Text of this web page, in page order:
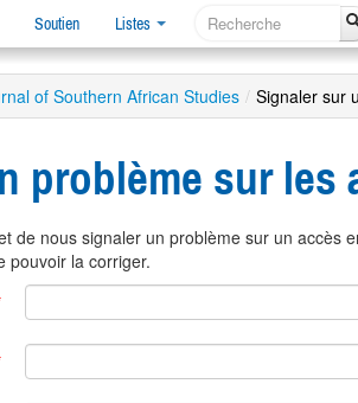
Soutien Listes
of Southern African Studies / Signaler sur
problème sur les
de nous signaler un problème sur un
pouvoir la corriger.